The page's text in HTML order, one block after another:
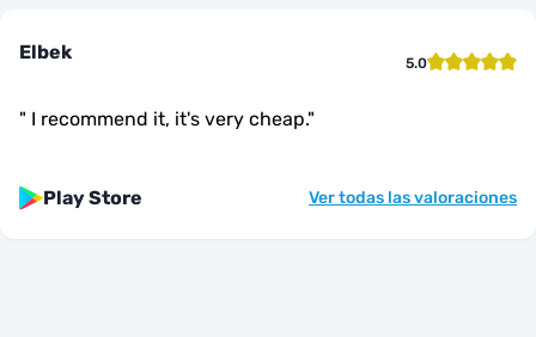
Elbek 5.0
" I recommend it, it's very cheap."
Play Store Ver todas las valoraciones